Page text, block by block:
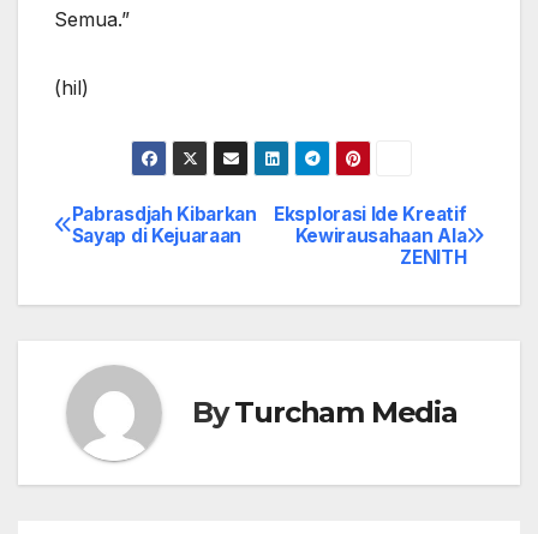
Semua.”
(hil)
Post
Eksplorasi Ide Kreatif
Kewirausahaan Ala
ZENITH
Pabrasdjah Kibarkan
Sayap di Kejuaraan
ByTurcham Media